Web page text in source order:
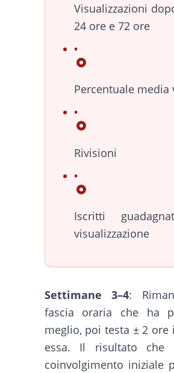
Visualizzazioni
24 ore e 72 ore
Percentuale media
Rivisioni
Iscritti
visualizzazione
Settimane 3–4:
fascia oraria che ha
meglio, poi testa ± 2 ore
essa. Il risultato
coinvolgimento iniziale